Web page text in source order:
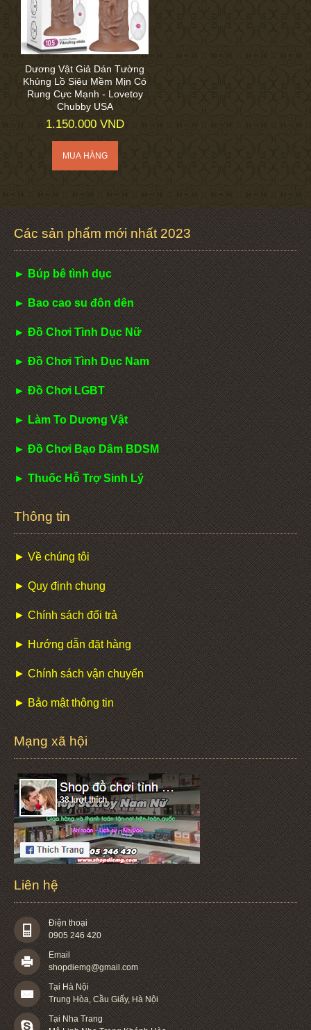
Dương Vật Giả Dán Tường
Khủng Lồ Siêu Mềm Mịn Có
Rung Cực Mạnh - Lovetoy
Chubby USA
1.150.000 VND
Các sản phẩm mới nhất 2023
► Búp bê tình dục
► Bao cao su đôn dên
► Đồ Chơi Tình Dục Nữ
► Đồ Chơi Tình Dục Nam
► Đồ Chơi LGBT
► Làm To Dương Vật
► Đồ Chơi Bạo Dâm BDSM
► Thuốc Hỗ Trợ Sinh Lý
Thông tin
► Về chúng tôi
► Quy định chung
► Chính sách đổi trả
► Hướng dẫn đặt hàng
► Chính sách vận chuyển
► Bảo mật thông tin
Mạng xã hội
Liên hệ
Điện thoại
0905 246 420
Email
shopdiemg@gmail.com
Tại Hà Nội
Trung Hòa, Cầu Giấy, Hà Nội
Tại Nha Trang